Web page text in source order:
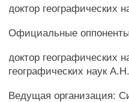
доктор географических
Официальные
доктор географических
географических наук
Ведущая организация: